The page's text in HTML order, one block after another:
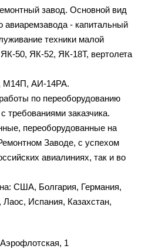
Карты
завод. Основной вид
авиаремзавода - капитальный
техники малой
50, ЯК-52, ЯК-18Т, вертолета
М14П, АИ-14РА.
по переоборудованию
требованиями заказчика.
переоборудованные на
Заводе, с успехом
авиалиниях, так и во
США, Болгария, Германия,
Испания, Казахстан,
1